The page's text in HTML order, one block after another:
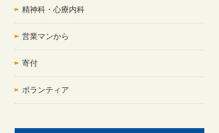
精神科・心療内科
営業マンから
寄付
ボランティア